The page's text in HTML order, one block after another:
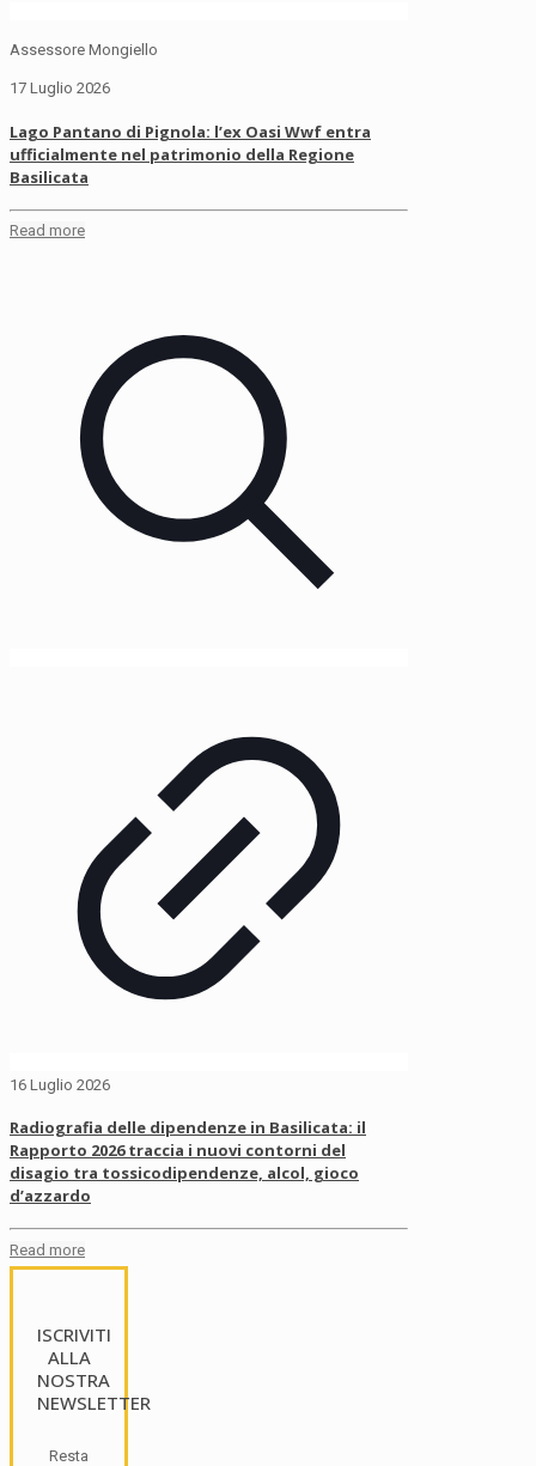
Assessore Mongiello
17 Luglio 2026
Lago Pantano di Pignola: l’ex Oasi Wwf entra
ufficialmente nel patrimonio della Regione
Basilicata
Read more
16 Luglio 2026
Radiografia delle dipendenze in Basilicata: il
Rapporto 2026 traccia i nuovi contorni del
disagio tra tossicodipendenze, alcol, gioco
d’azzardo
Read more
ISCRIVITI
ALLA
NOSTRA
NEWSLETTER
Resta